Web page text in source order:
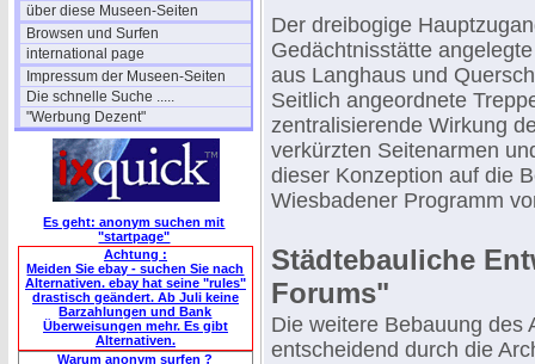
über diese Museen-Seiten
Browsen und Surfen
international page
Impressum der Museen-Seiten
Die schnelle Suche .....
"Werbung Dezent"
Es geht: anonym suchen mit
"startpage"
Achtung :
Meiden Sie ebay - suchen Sie nach
Alternativen. ebay hat seine "rules"
drastisch geändert. Ab Juli keine
Barzahlungen und Bank
Überweisungen mehr. Es gibt
Alternativen.
Warum anonym surfen ?
Der dreibogige
Gedächtnisstätte
aus Langhaus und
Seitlich angeordnete
zentralisierende Wirkung
verkürzten Seitenarmen
dieser Konzeption auf die
Wiesbadener Programm
Städtebauliche
Forums"
Die weitere Bebauung des
entscheidend durch die